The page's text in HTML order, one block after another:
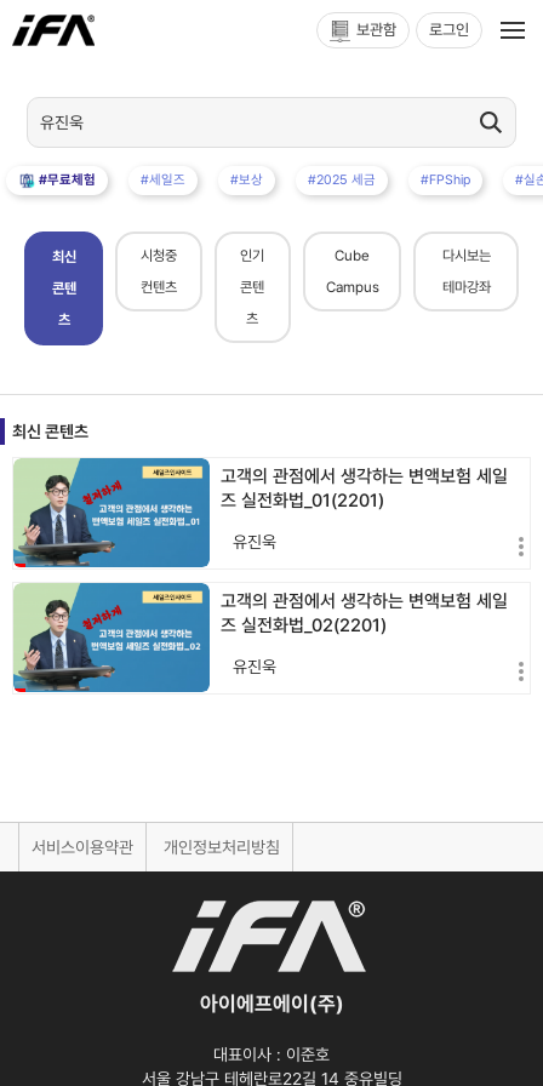
보관함 로그인
#무료체험 #세일즈 #보상 #2025 세금 #FPShip #실
최신
콘텐
츠
시청중
컨텐츠
인기
콘텐
츠
Cube
Campus
다시보는
테마강좌
최신 콘텐츠
고객의 관점에서 생각하는 변액보험 세일
즈 실전화법_01(2201)
유진욱
고객의 관점에서 생각하는 변액보험 세일
즈 실전화법_02(2201)
유진욱
서비스이용약관 개인정보처리방침
아이에프에이(주)
대표이사 : 이준호
서울 강남구 테헤란로22길 14 중유빌딩